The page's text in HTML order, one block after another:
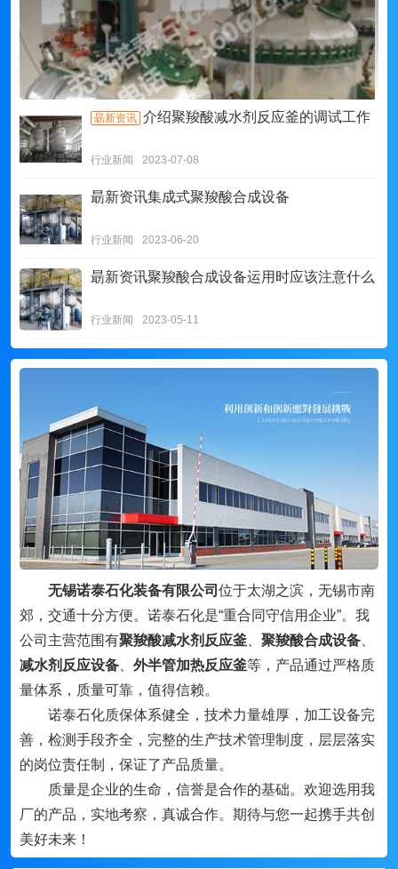
朂新资讯 介绍聚羧酸减水剂反应釜的调试工作
行业新闻 2023-07-08
朂新资讯集成式聚羧酸合成设备
行业新闻 2023-06-20
朂新资讯聚羧酸合成设备运用时应该注意什么
行业新闻 2023-05-11
无锡诺泰石化装备有限公司 位于太湖之滨，无锡市南
郊，交通十分方便。诺泰石化是“重合同守信用企业”。我
公司主营范围有聚羧酸减水剂反应釜、 聚羧酸合成设备、
减水剂反应设备、 外半管加热反应釜等，产品通过严格质
量体系，质量可靠，值得信赖。
诺泰石化质保体系健全，技术力量雄厚，加工设备完
善，检测手段齐全，完整的生产技术管理制度，层层落实
的岗位责任制，保证了产品质量。
质量是企业的生命，信誉是合作的基础。欢迎选用我
厂的产品，实地考察，真诚合作。期待与您一起携手共创
美好未来！